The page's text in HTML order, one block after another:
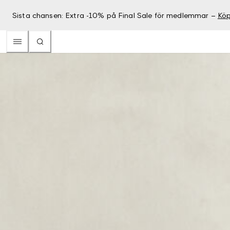
Sista chansen: Extra -10% på Final Sale för medlemmar –